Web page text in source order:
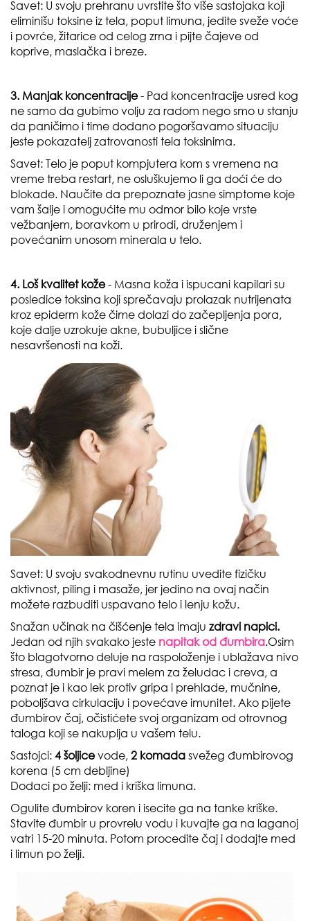
Savet: U svoju prehranu uvrstite što više sastojaka koji
eliminišu toksine iz tela, poput limuna, jedite sveže voće
i povrće, žitarice od celog zrna i pijte čajeve od
koprive, maslačka i breze.
3. Manjak koncentracije- Pad koncentracije usred kog
ne samo da gubimo volju za radom nego smo u stanju
da paničimo i time dodano pogoršavamo situaciju
jeste pokazatelj zatrovanosti tela toksinima.
Savet: Telo je poput kompjutera kom s vremena na
vreme treba restart, ne osluškujemo li ga doći će do
blokade. Naučite da prepoznate jasne simptome koje
vam šalje i omogućite mu odmor bilo koje vrste
vežbanjem, boravkom u prirodi, druženjem i
povećanim unosom minerala u telo.
4. Loš kvalitet kože- Masna koža i ispucani kapilari su
posledice toksina koji sprečavaju prolazak nutrijenata
kroz epiderm kože čime dolazi do začepljenja pora,
koje dalje uzrokuje akne, bubuljice i slične
nesavršenosti na koži.
Savet: U svoju svakodnevnu rutinu uvedite fizičku
aktivnost, piling i masaže, jer jedino na ovaj način
možete razbuditi uspavano telo i lenju kožu.
Snažan učinak na čišćenje tela imaju zdravi napici.
Jedan od njih svakako jeste napitak od đumbira.Osim
što blagotvorno deluje na raspoloženje i ublažava nivo
stresa, đumbir je pravi melem za želudac i creva, a
poznat je i kao lek protiv gripa i prehlade, mučnine,
poboljšava cirkulaciju i povećave imunitet. Ako pijete
đumbirov čaj, očistićete svoj organizam od otrovnog
taloga koji se nakuplja u vašem telu.
Sastojci: 4 šoljicevode, 2 komada svežeg đumbirovog
korena (5 cm debljine)
Dodaci po želji: med i kriška limuna.
Ogulite đumbirov koren i isecite ga na tanke kriške.
Stavite đumbir u provrelu vodu i kuvajte ga na laganoj
vatri 15-20 minuta. Potom procedite čaj i dodajte med
i limun po želji.